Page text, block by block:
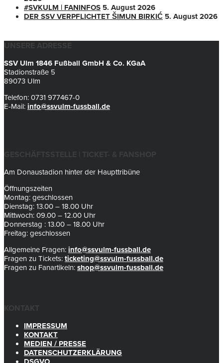
#SVKULM | FANINFOS 5. August 2026
DER SSV VERPFLICHTET ŠIMUN BIRKIĆ 5. August 2026
UNSERE ADRESSE
SSV Ulm 1846 Fußball GmbH & Co. KGaA
Stadionstraße 5
89073 Ulm
Telefon: 0731 977467-0
E-Mail: info@ssvulm-fussball.de
GESCHÄFTSSTELLE | TICKET- & FANSHOP
Am Donaustadion hinter der Haupttribüne
Öffnungszeiten
Montag: geschlossen
Dienstag: 13.00 – 18.00 Uhr
Mittwoch: 09.00 – 12.00 Uhr
Donnerstag : 13.00 – 18.00 Uhr
Freitag: geschlossen
Allgemeine Fragen: info@ssvulm-fussball.de
Fragen zu Tickets: ticketing@ssvulm-fussball.de
Fragen zu Fanartikeln: shop@ssvulm-fussball.de
KONTAKT
IMPRESSUM
KONTAKT
MEDIEN / PRESSE
DATENSCHUTZERKLÄRUNG